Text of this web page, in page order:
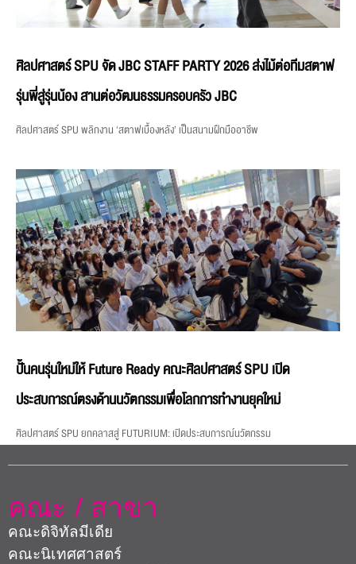
ศิลปศาสตร์ SPU จัด JBC STAFF PARTY 2026 ส่งไม้ต่อทีมสตาฟ
รุ่นพี่สู่รุ่นน้อง สานต่อวัฒนธรรมครอบครัว JBC
ศิลปศาสตร์ SPU พลิกงาน ‘สตาฟเบื้องหลัง’ เป็นสนามฝึกมืออาชีพ
ปั้นคนรุ่นใหม่ให้ Future Ready คณะศิลปศาสตร์ SPU เปิด
ประสบการณ์ตรงด้านนวัตกรรมเพื่อโลกการทำงานยุคใหม่
ศิลปศาสตร์ SPU ยกคลาสสู่ FUTURIUM: เปิดประสบการณ์นวัตกรรม
คณะ / สาขา
คณะดิจิทัลมีเดีย
คณะนิเทศศาสตร์